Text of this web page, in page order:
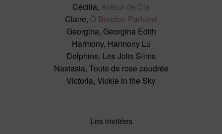
Cécilia, Autour de Cia
Claire, Ô Boudoir Parfumé
Georgina, Georgina Edith
Harmony, Harmony Lu
Delphine, Les Jolis Slims
Nastasia, Toute de rose poudrée
Victoria, Vickie in the Sky
Les invitées